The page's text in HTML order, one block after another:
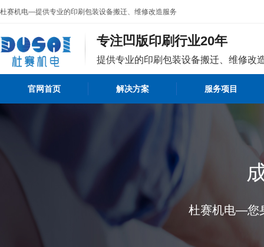
杜赛机电—提供专业的印刷包装设备搬迁、维修改造服务
专注凹版印刷行业20年
提供专业的印刷包装设备搬迁、维修改
官网首页 解决方案 服务项目
杜赛机电—您